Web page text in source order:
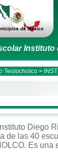
Instituto
Teolocholco>
Instituto Diego
de las 40
. Es una